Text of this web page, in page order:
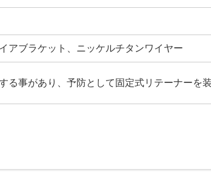
アブラケット、ニッケルチタンワイヤー
る事があり、予防として固定式リテーナーを